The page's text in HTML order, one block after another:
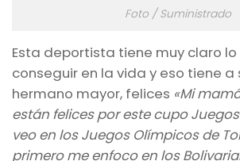
Foto / Suministrado
Esta deportista tiene muy claro
conseguir en la vida y eso tiene a
hermano mayor, felices «Mi
están felices por este cupo
veo en los Juegos Olímpicos de
primero me enfoco en los